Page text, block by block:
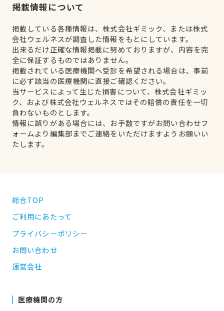
掲載情報について
掲載している各種情報は、株式会社ギミック、または株式
会社ウェルネスが調査した情報をもとにしています。
出来るだけ正確な情報掲載に努めておりますが、内容を完
全に保証するものではありません。
掲載されている医療機関へ受診を希望される場合は、事前
に必ず該当の医療機関に直接ご確認ください。
当サービスによって生じた損害について、株式会社ギミッ
ク、および株式会社ウェルネスではその賠償の責任を一切
負わないものとします。
情報に誤りがある場合には、お手数ですがお問い合わせフ
ォームより編集部までご連絡をいただけますようお願いい
たします。
総合TOP
ご利用にあたって
プライバシーポリシー
お問い合わせ
運営会社
医療機関の方